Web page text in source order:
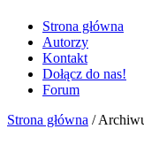
Strona główna
Autorzy
Kontakt
Dołącz do nas!
Forum
Strona główna /